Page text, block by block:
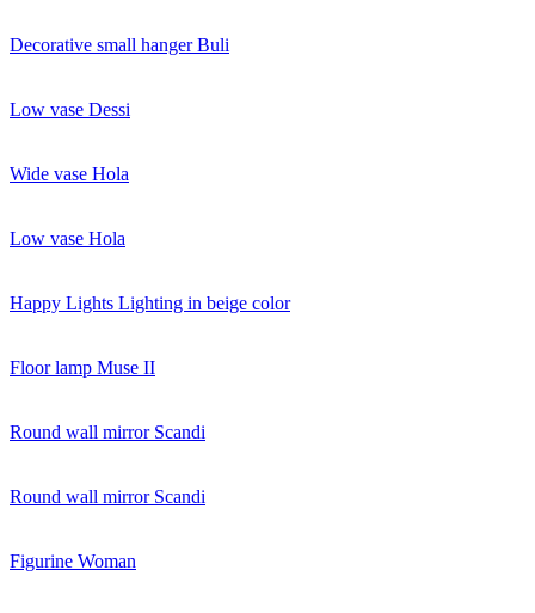
Decorative small hanger Buli
Low vase Dessi
Wide vase Hola
Low vase Hola
Happy Lights Lighting in beige color
Floor lamp Muse II
Round wall mirror Scandi
Round wall mirror Scandi
Figurine Woman